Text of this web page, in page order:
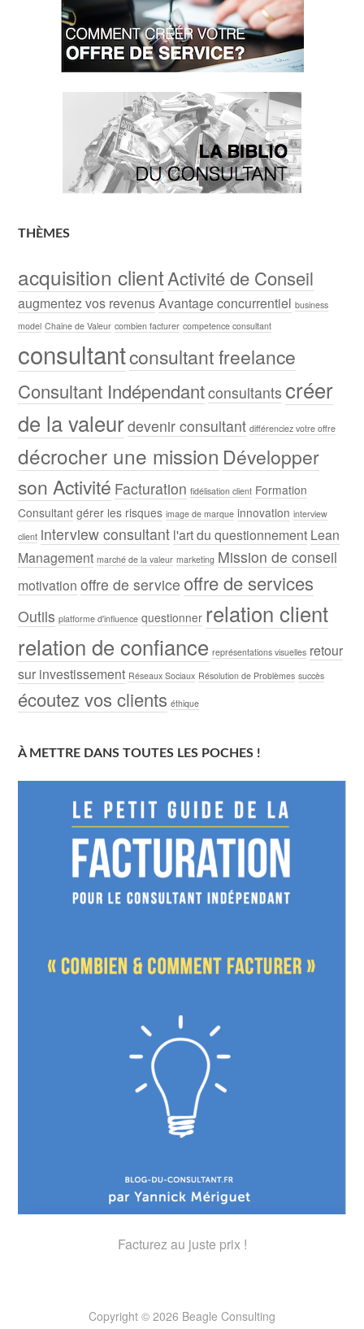
THÈMES
acquisition clientActivité de Conseil
augmentez vos revenusAvantage concurrentiel business
model Chaine de Valeur combien facturer competence consultant
consultantconsultant freelance
Consultant Indépendantconsultants créer
de la valeurdevenir consultant différenciez votre offre
décrocher une mission Développer
son Activité Facturation fidélisation client Formation
Consultant gérer les risques image de marque innovation interview
client interview consultant l'art du questionnement Lean
Management marché de la valeur marketing Mission de conseil
motivation offre de service offre de services
Outils platforme d'influence questionner relation client
relation de confiance représentations visuelles retour
sur investissement Réseaux Sociaux Résolution de Problèmes succès
écoutez vos clients éthique
À METTRE DANS TOUTES LES POCHES !
Facturez au juste prix !
Copyright © 2026 Beagle Consulting